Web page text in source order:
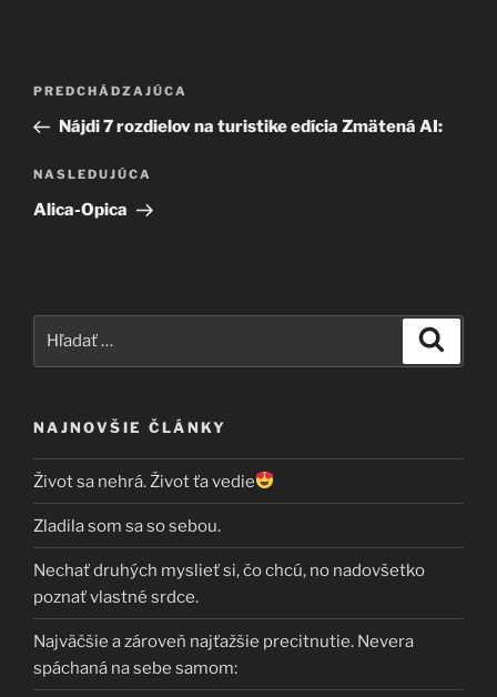
Navigácia
článku
Predchádzajúci
článok
PREDCHÁDZAJÚCA
Nájdi 7 rozdielov na turistike edícia Zmätená AI:
Ďalší
článok
NASLEDUJÚCA
Alica-Opica
NAJNOVŠIE ČLÁNKY
Život sa nehrá. Život ťa vedie
Zladila som sa so sebou.
Nechať druhých myslieť si, čo chcú, no nadovšetko
poznať vlastné srdce.
Najväčšie a zároveň najťažšie precitnutie. Nevera
spáchaná na sebe samom: